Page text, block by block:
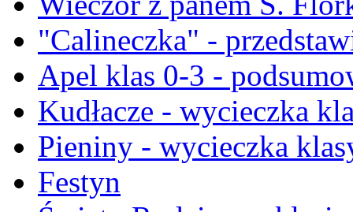
"Calineczka" -
Apel klas 0-3 -
Kudłacze - wycieczka
Pieniny - wycieczka
Festyn